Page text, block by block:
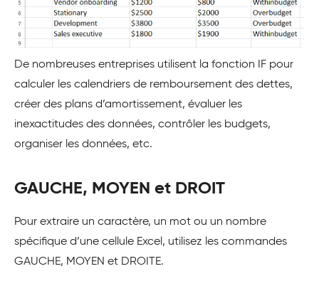
De nombreuses entreprises utilisent la fonction IF pour
calculer les calendriers de remboursement des dettes,
créer des plans d’amortissement, évaluer les
inexactitudes des données, contrôler les budgets,
organiser les données, etc.
GAUCHE, MOYEN et DROIT
Pour extraire un caractère, un mot ou un nombre
spécifique d’une cellule Excel, utilisez les commandes
GAUCHE, MOYEN et DROITE.